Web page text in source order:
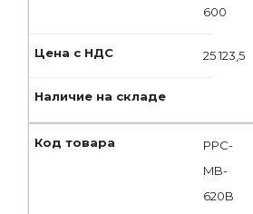
600
25 123,5
PPC-
MB-
620B